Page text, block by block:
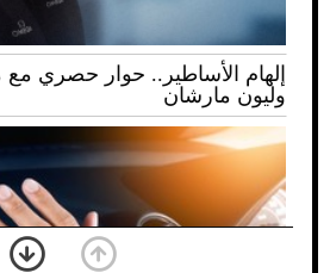
إلهام الأساطير.. حوار حصري
وليون مارشان